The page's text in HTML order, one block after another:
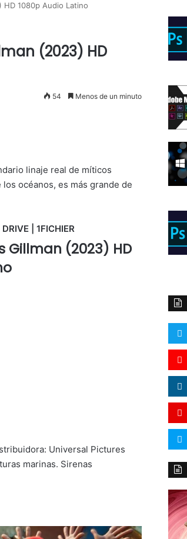
HD 1080p Audio Latino
(2023) HD
54 Menos de un minuto
linaje real de míticos
océanos, es más grande de
| 1FICHIER
Gillman (2023) HD
Universal Pictures
marinas. Sirenas